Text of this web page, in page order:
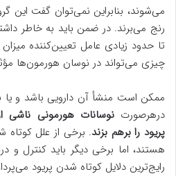
می‌شوند، بنابراین نمی‌توان گفت این
رنج می‌برند. در ضمن باید به خاطر
تا حدود زیادی عامل تعیین‌کننده
چیزی می‌تواند در نوسان هورمون‌ها
ممکن است منشأ آن دارویی باشد و یا
درهرصورتنوسانات هورمونی ناشی
پریود را برهم بزند. برخی از علل
هستند، اما برخی دیگر باید کنترل و
رایج‌ترین دلایل کوتاه شدن پریود